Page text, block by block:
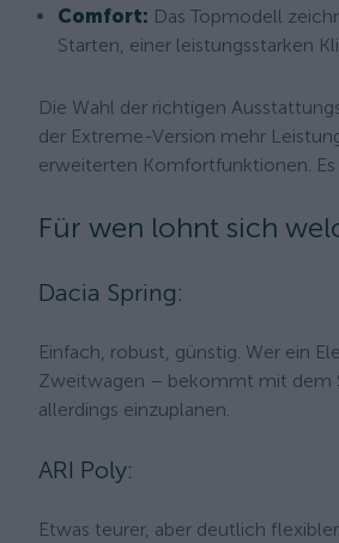
Comfort: Das Topmodell
Starten, einer leistungsstarken
Die Wahl der richtigen
der Extreme-Version mehr
erweiterten Komfortfunktionen.
Für wen lohnt sich
Dacia Spring:
Einfach, robust, günstig. Wer ein
Zweitwagen – bekommt mit dem
allerdings einzuplanen.
ARI Poly:
Etwas teurer, aber deutlich